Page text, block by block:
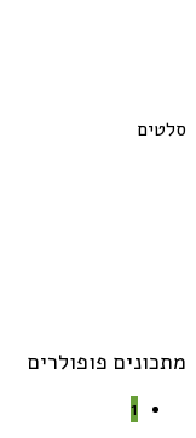
סלטים
מתכונים פופולרים
1